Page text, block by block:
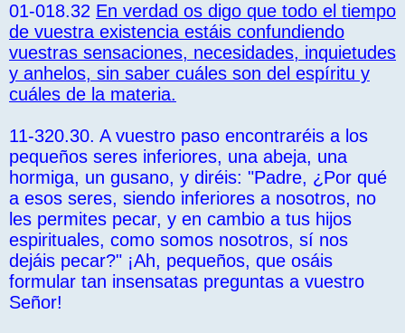
01-018.32 En verdad os digo que todo el tiempo
de vuestra existencia estáis confundiendo
vuestras sensaciones, necesidades, inquietudes
y anhelos, sin saber cuáles son del espíritu y
cuáles de la materia.
11-320.30. A vuestro paso encontraréis a los
pequeños seres inferiores, una abeja, una
hormiga, un gusano, y diréis: "Padre, ¿Por qué
a esos seres, siendo inferiores a nosotros, no
les permites pecar, y en cambio a tus hijos
espirituales, como somos nosotros, sí nos
dejáis pecar?" ¡Ah, pequeños, que osáis
formular tan insensatas preguntas a vuestro
Señor!